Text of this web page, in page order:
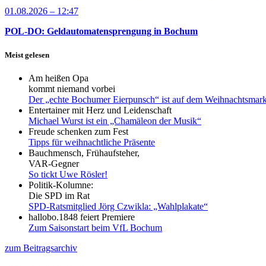
01.08.2026 – 12:47
POL-DO: Geldautomatensprengung in Bochum
Meist gelesen
Am heißen Opa
kommt niemand vorbei
Der „echte Bochumer Eierpunsch“ ist auf dem
Entertainer mit Herz und Leidenschaft
Michael Wurst ist ein „Chamäleon der Musik“
Freude schenken zum Fest
Tipps für weihnachtliche Präsente
Bauchmensch, Frühaufsteher,
VAR-Gegner
So tickt Uwe Rösler!
Politik-Kolumne:
Die SPD im Rat
SPD-Ratsmitglied Jörg Czwikla: „Wahlplakate“
hallobo.1848 feiert Premiere
Zum Saisonstart beim VfL Bochum
zum Beitragsarchiv